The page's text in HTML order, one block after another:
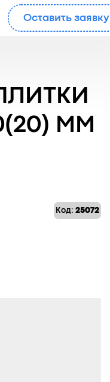
Оставить заявку
ММ
Код:25072